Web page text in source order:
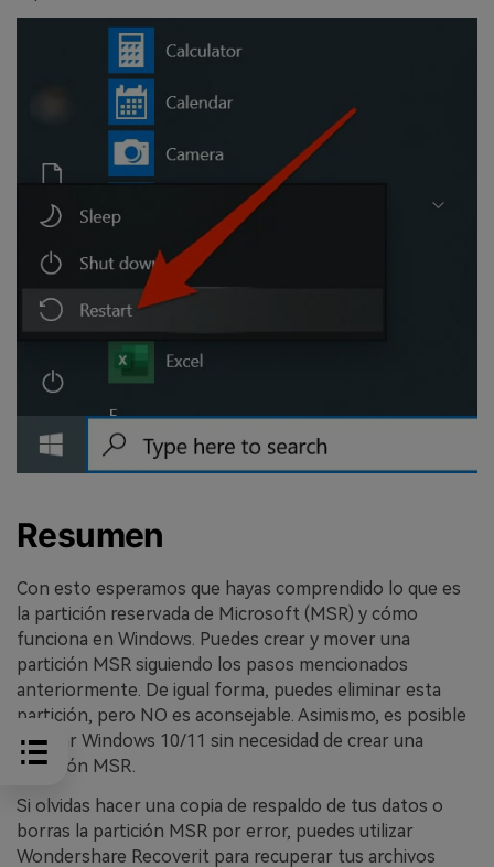
Resumen
Con esto esperamos que hayas comprendido lo que es
la partición reservada de Microsoft (MSR) y cómo
funciona en Windows. Puedes crear y mover una
partición MSR siguiendo los pasos mencionados
anteriormente. De igual forma, puedes eliminar esta
partición, pero NO es aconsejable. Asimismo, es posible
instalar Windows 10/11 sin necesidad de crear una
partición MSR.
Si olvidas hacer una copia de respaldo de tus datos o
borras la partición MSR por error, puedes utilizar
Wondershare Recoverit para recuperar tus archivos